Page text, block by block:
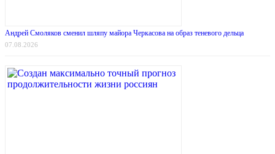
Андрей Смоляков сменил шляпу майора Черкасова на образ теневого дельца
07.08.2026